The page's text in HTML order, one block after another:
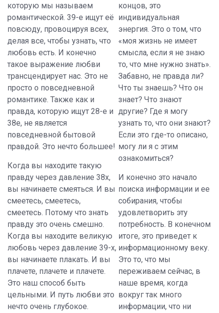
которую мы называем
романтической. 39-е ищут её
повсюду, провоцируя всех,
делая все, чтобы узнать, что
любовь есть. И конечно
такое выражение любви
трансцендирует нас. Это не
просто о повседневной
романтике. Также как и
правда, которую ищут 28-е и
38е, не является
повседневной бытовой
правдой. Это нечто большее!
Когда вы находите такую
правду через давление 38х,
вы начинаете смеяться. И вы
смеетесь, смеетесь,
смеетесь. Потому что знать
правду это очень смешно.
Когда вы находите великую
любовь через давление 39-х,
вы начинаете плакать. И вы
плачете, плачете и плачете.
Это наш способ быть
цельными. И путь любви это
нечто очень глубокое.
концов, это
индивидуальная
энергия. Это о том, что
«моя жизнь не имеет
смысла, если я не знаю
то, что мне нужно знать».
Забавно, не правда ли?
Что ты знаешь? Что он
знает? Что знают
другие? Где я могу
узнать то, что они знают?
Если это где-то описано,
могу ли я с этим
ознакомиться?
И конечно это начало
поиска информации и ее
собирания, чтобы
удовлетворить эту
потребность. В конечном
итоге, это приведет к
информационному веку.
Это то, что мы
переживаем сейчас, в
наше время, когда
вокруг так много
информации, что ни